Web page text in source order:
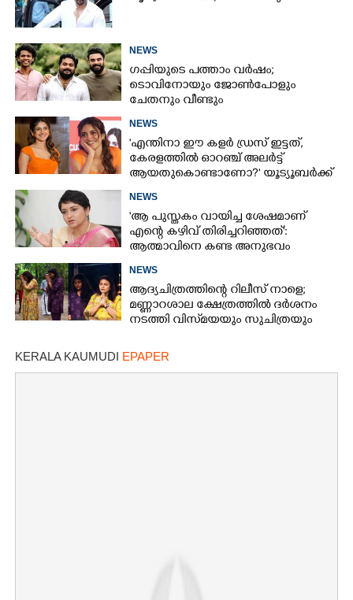
NEWS
ഗപ്പിയുടെ പത്താം വർഷം;​
ടൊവിനോയും ജോൺപോളും
ചേതനും വീണ്ടും
NEWS
'എന്തിനാ ഈ കളർ ഡ്രസ് ഇട്ടത്,
കേരളത്തിൽ ഓറഞ്ച് അല‌ർട്ട്
ആയതുകൊണ്ടാണോ?' യൂട്യൂബർക്ക്
NEWS
'ആ പുസ്തകം വായിച്ച ശേഷമാണ്
എന്റെ കഴിവ് തിരിച്ചറിഞ്ഞത്':
ആത്മാവിനെ കണ്ട അനുഭവം
NEWS
ആദ്യചിത്രത്തിന്റെ റിലീസ് നാളെ;
മണ്ണാറശാല ക്ഷേത്രത്തിൽ ദർശനം
നടത്തി വിസ്‌മയയും സുചിത്രയും
KERALA KAUMUDI EPAPER